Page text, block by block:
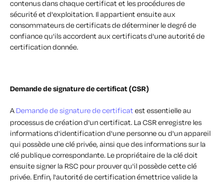
contenus dans chaque certificat et les procédures de
sécurité et d'exploitation. Il appartient ensuite aux
consommateurs de certificats de déterminer le degré de
confiance qu'ils accordent aux certificats d'une autorité de
certification donnée.
Demande de signature de certificat (CSR)
A Demande de signature de certificat est essentielle au
processus de création d'un certificat. La CSR enregistre les
informations d'identification d'une personne ou d'un appareil
qui possède une clé privée, ainsi que des informations sur la
clé publique correspondante. Le propriétaire de la clé doit
ensuite signer la RSC pour prouver qu'il possède cette clé
privée. Enfin, l'autorité de certification émettrice valide la